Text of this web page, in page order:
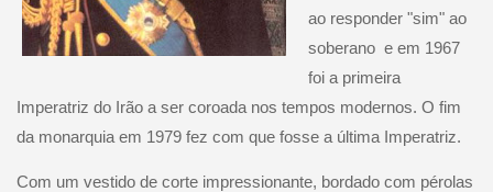
ao responder "sim" ao
soberano e em 1967
foi a primeira
Imperatriz do Irão a ser coroada nos tempos modernos. O fim
da monarquia em 1979 fez com que fosse a última Imperatriz.
Com um vestido de corte impressionante, bordado com pérolas